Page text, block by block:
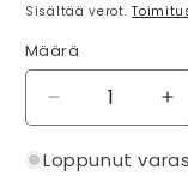
Sisältää verot.
Määrä
Määrä
Vähennä
tuotteen
Nestesaippua,
Loppunut